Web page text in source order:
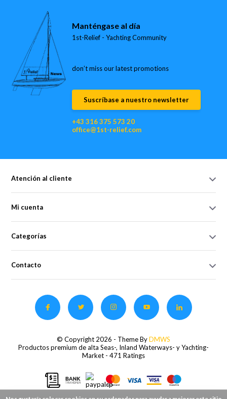
Manténgase al día
1st-Relief - Yachting Community
don’t miss our latest promotions
Suscríbase a nuestro newsletter
+43 316 375 573 20
office@1st-relief.com
Atención al cliente
Mi cuenta
Categorías
Contacto
© Copyright 2026 - Theme ByDMWS
Productos premium de alta Seas-, Inland Waterways- y Yachting-
Market - 471 Ratings